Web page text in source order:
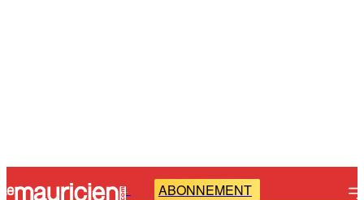
- ABONNEMENT